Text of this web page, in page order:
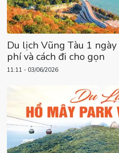
Du lịch Vũng Tàu 1
phí và cách đi cho gọn
11:11 - 03/06/2026